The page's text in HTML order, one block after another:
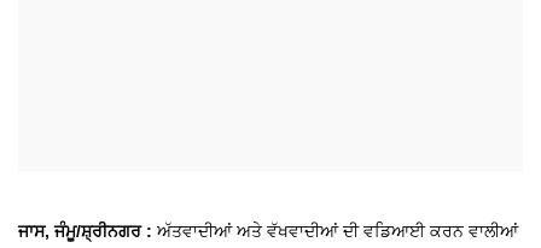
ਜਾਸ, ਜੰਮੂ/ਸ਼੍ਰੀਨਗਰ : ਅੱਤਵਾਦੀਆਂ ਅਤੇ ਵੱਖਵਾਦੀਆਂ ਦੀ ਵਡਿਆਈ ਕਰਨ ਵਾਲੀਆਂ